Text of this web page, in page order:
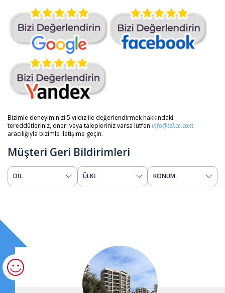
Bizimle deneyiminizi 5 yıldız ile değerlendirmek hakkındaki
tereddütleriniz, öneri veya talepleriniz varsa lütfen info@tekce.com
aracılığıyla bizimle iletişime geçin.
Müşteri Geri Bildirimleri
DİL ÜLKE KONUM